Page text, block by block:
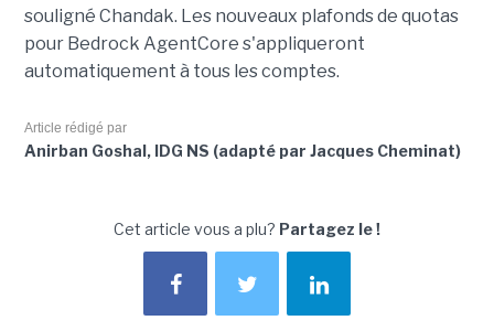
souligné Chandak. Les nouveaux plafonds de quotas
pour Bedrock AgentCore s'appliqueront
automatiquement à tous les comptes.
Article rédigé par
Anirban Goshal, IDG NS (adapté par Jacques Cheminat)
Cet article vous a plu? Partagez le !